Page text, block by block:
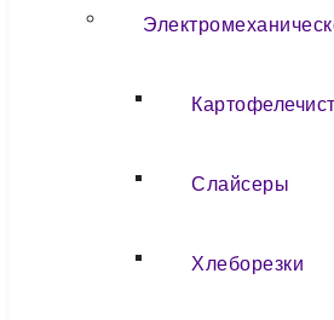
Слайсеры
Хлеборезки